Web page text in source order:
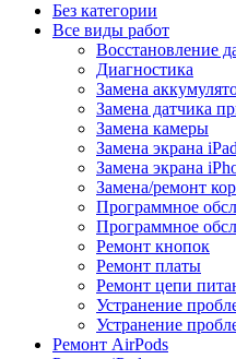
Без категории
Все виды работ
Восстановление
Диагностика
Замена
Замена датчика
Замена камеры
Замена экрана iPad
Замена экрана
Замена/ремонт
Программное
Программное
Ремонт кнопок
Ремонт платы
Ремонт цепи
Устранение
Устранение
Ремонт AirPods